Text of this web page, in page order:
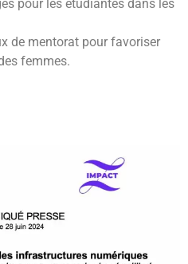
pour les étudiantes dans les
de mentorat pour favoriser
femmes.